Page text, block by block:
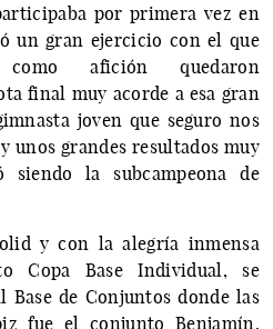
por primera vez en
un gran ejercicio con el que
afición quedaron
final muy acorde a esa gran
joven que seguro nos
unos grandes resultados muy
siendo la subcampeona de
y con la alegría inmensa
Copa Base Individual, se
de Conjuntos donde las
fue el conjunto Benjamín,